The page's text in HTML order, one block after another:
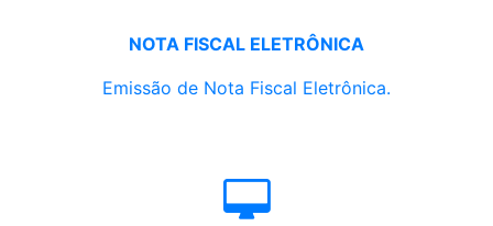
NOTA FISCAL ELETRÔNICA
Emissão de Nota Fiscal Eletrônica.